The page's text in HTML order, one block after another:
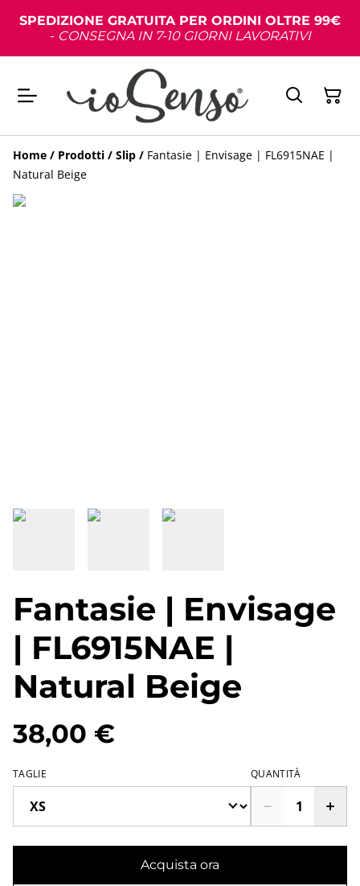
SPEDIZIONE GRATUITA PER ORDINI OLTRE 99€
- CONSEGNA IN 7-10 GIORNI LAVORATIVI
Home / Prodotti / Slip / Fantasie | Envisage | FL6915NAE |
Natural Beige
Fantasie | Envisage
| FL6915NAE |
Natural Beige
38,00 €
TAGLIE QUANTITÀ
Acquista ora